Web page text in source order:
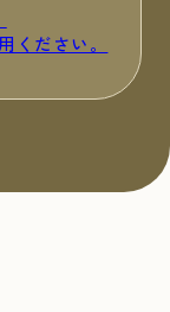
ください。